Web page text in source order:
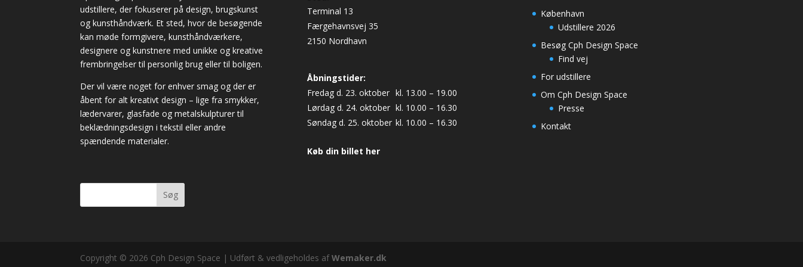
udstillere, der fokuserer på design, brugskunst
og kunsthåndværk. Et sted, hvor de besøgende
kan møde formgivere, kunsthåndværkere,
designere og kunstnere med unikke og kreative
frembringelser til personlig brug eller til boligen.
Der vil være noget for enhver smag og der er
åbent for alt kreativt design – lige fra smykker,
lædervarer, glasfade og metalskulpturer til
beklædningsdesign i tekstil eller andre
spændende materialer.
Søg
Terminal 13
Færgehavnsvej 35
2150 Nordhavn
Åbningstider:
Fredag d. 23. oktober kl. 13.00 – 19.00
Lørdag d. 24. oktober kl. 10.00 – 16.30
Søndag d. 25. oktober kl. 10.00 – 16.30
Køb din billet her
København
Udstillere 2026
Besøg Cph Design Space
Find vej
For udstillere
Om Cph Design Space
Presse
Kontakt
Copyright © 2026 Cph Design Space | Udført & vedligeholdes afWemaker.dk